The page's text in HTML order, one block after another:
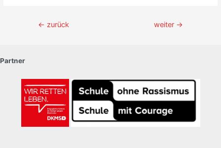
Beitragsnavigation
← zurück weiter →
Partner